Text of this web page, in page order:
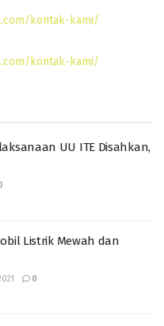
UU ITE Disahkan,
Listrik Mewah dan
0